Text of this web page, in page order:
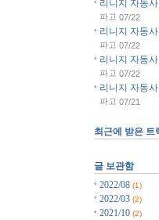
리니지 자동사
파고 07/22
리니지 자동사
파고 07/22
리니지 자동사
파고 07/22
리니지 자동사
파고 07/21
최근에 받은 트
글 보관함
2022/08 (1)
2022/03 (2)
2021/10 (2)